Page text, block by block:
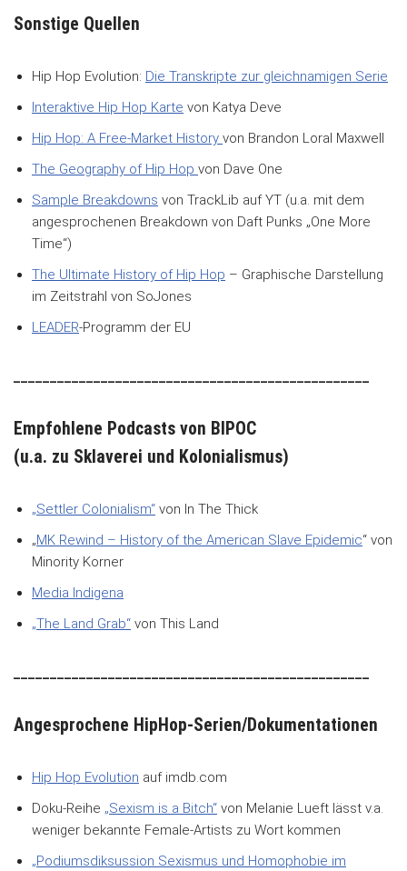
Sonstige Quellen
Hip Hop Evolution: Die Transkripte zur gleichnamigen Serie
Interaktive Hip Hop Karte von Katya Deve
Hip Hop: A Free-Market History von Brandon Loral Maxwell
The Geography of Hip Hop von Dave One
Sample Breakdowns von TrackLib auf YT (u.a. mit dem
angesprochenen Breakdown von Daft Punks „One More
Time“)
The Ultimate History of Hip Hop – Graphische Darstellung
im Zeitstrahl von SoJones
LEADER-Programm der EU
Empfohlene Podcasts von BIPOC
(u.a. zu Sklaverei und Kolonialismus)
„Settler Colonialism“ von In The Thick
„MK Rewind – History of the American Slave Epidemic“ von
Minority Korner
Media Indigena
„The Land Grab“ von This Land
Angesprochene HipHop-Serien/Dokumentationen
Hip Hop Evolution auf imdb.com
Doku-Reihe „Sexism is a Bitch“ von Melanie Lueft lässt v.a.
weniger bekannte Female-Artists zu Wort kommen
„Podiumsdiksussion Sexismus und Homophobie im